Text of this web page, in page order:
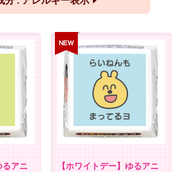
るアニ
【ホワイトデー】ゆるアニ